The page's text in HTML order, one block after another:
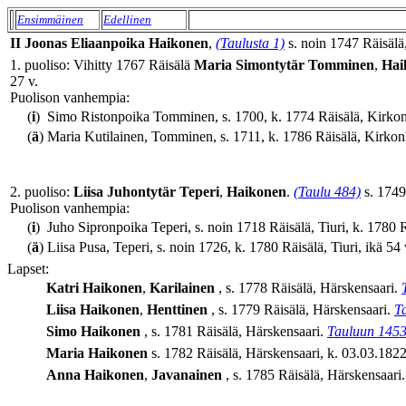
Ensimmäinen Edellinen
II Joonas Eliaanpoika Haikonen, (Taulusta 1) s. noin 1747
1. puoliso: Vihitty 1767 Räisälä Maria Simontytär Tomminen,
27 v.
Puolison vanhempia:
(i) Simo Ristonpoika Tomminen, s. 1700, k. 1774 Räisälä,
(ä) Maria Kutilainen, Tomminen, s. 1711, k. 1786 Räisälä,
2. puoliso: Liisa Juhontytär Teperi, Haikonen. (Taulu 484) s.
Puolison vanhempia:
(i) Juho Sipronpoika Teperi, s. noin 1718 Räisälä, Tiuri, k. 1780
(ä) Liisa Pusa, Teperi, s. noin 1726, k. 1780 Räisälä, Tiuri, ikä 54
Lapset:
Katri Haikonen, Karilainen , s. 1778 Räisälä, Härskensaari.
Liisa Haikonen, Henttinen , s. 1779 Räisälä, Härskensaari.
Simo Haikonen , s. 1781 Räisälä, Härskensaari. Tauluun 1453
Maria Haikonen s. 1782 Räisälä, Härskensaari, k.
Anna Haikonen, Javanainen , s. 1785 Räisälä,